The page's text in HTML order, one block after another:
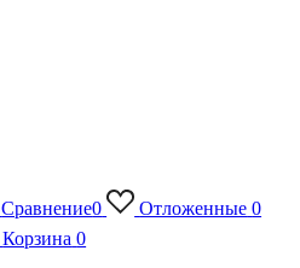
Сравнение0 Отложенные 0
Корзина 0